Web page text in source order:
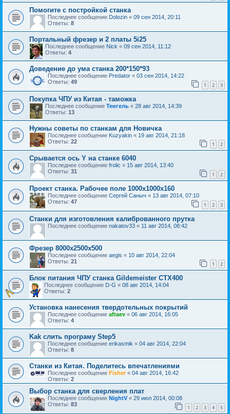
Помогите с постройкой станка
Последнее сообщение Dolozin « 09 сен 2014, 20:11
Ответы: 8
Портальный фрезер и 2 платы 5i25
Последнее сообщение Nick « 09 сен 2014, 11:12
Ответы: 4
Доведение до ума станка 200*150*93
Последнее сообщение Predator « 03 сен 2014, 14:22
Ответы: 49 1 2 3
Покупка ЧПУ из Китая - таможка
Последнее сообщение Тенгель « 28 авг 2014, 14:39
Ответы: 13
Нужны советы по станкам для Новичка
Последнее сообщение Kuzyakin « 19 авг 2014, 21:18
Ответы: 22 1 2
Срывается ось Y на станке 6040
Последнее сообщение frolic « 15 авг 2014, 13:40
Ответы: 31 1 2
Проект станка. Рабочее поле 1000х1000х160
Последнее сообщение Сергей Саныч « 13 авг 2014, 07:10
Ответы: 47 1 2 3
Станки для изготовления калиброванного прутка
Последнее сообщение nakatov33 « 11 авг 2014, 08:42
Фрезер 8000х2500х500
Последнее сообщение aegis « 10 авг 2014, 22:04
Ответы: 21 1 2
Блок питания ЧПУ станка Gildemeister CTX400
Последнее сообщение D-G « 08 авг 2014, 14:04
Ответы: 2
Установка нанесения твердотельных покрытий
Последнее сообщение aftaev « 06 авг 2014, 16:05
Ответы: 4
Kak слить програму Step5
Последнее сообщение erikasmik « 04 авг 2014, 22:04
Ответы: 8
Станки из Китая. Поделитесь впечатлениями
Последнее сообщение Fisher« 04 авг 2014, 16:42
Ответы: 2
Выбор станка для сверления плат
Последнее сообщение NightV « 29 июл 2014, 00:08
Ответы: 83 1 2 3 4 5